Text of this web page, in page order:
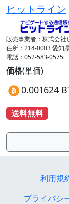
ヒットライン
販売事業者：株式会社
住所：214-0003 愛知
電話：052-583-0575
価格(単価)
0.001624
送料無料
利用規
プライバシ